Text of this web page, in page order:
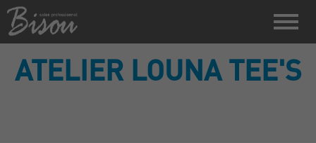
ATELIER LOUNA TEE'S